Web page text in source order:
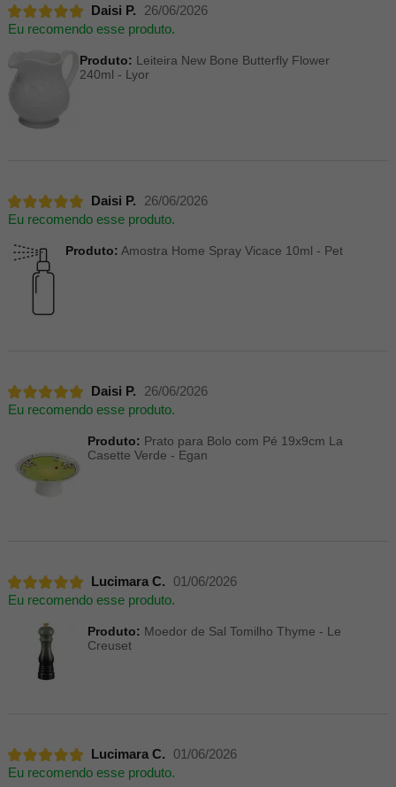
Daisi P.
26/06/2026
Eu recomendo esse produto.
Produto: Leiteira New Bone Butterfly Flower
240ml - Lyor
Daisi P.
26/06/2026
Eu recomendo esse produto.
Produto: Amostra Home Spray Vicace 10ml - Pet
Daisi P.
26/06/2026
Eu recomendo esse produto.
Produto: Prato para Bolo com Pé 19x9cm La
Casette Verde - Egan
Lucimara C.
01/06/2026
Eu recomendo esse produto.
Produto: Moedor de Sal Tomilho Thyme - Le
Creuset
Lucimara C.
01/06/2026
Eu recomendo esse produto.